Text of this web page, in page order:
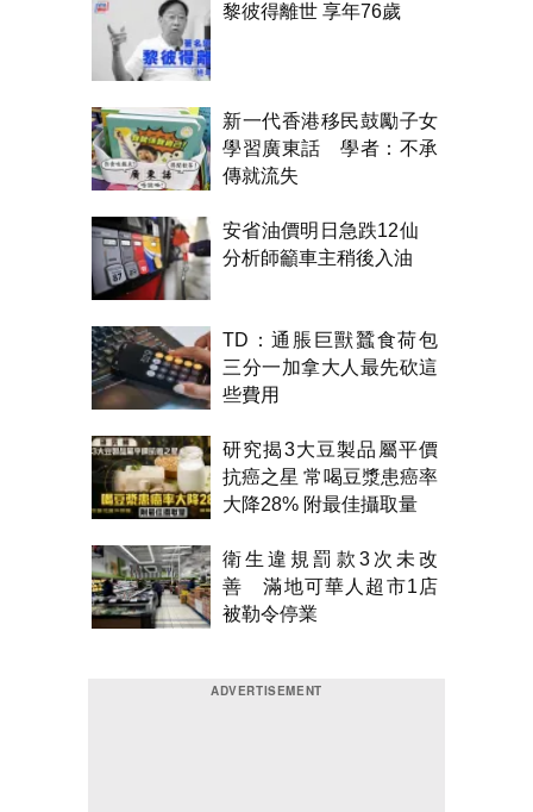
黎彼得離世 享年76歲
新一代香港移民鼓勵子女
學習廣東話 學者：不承
傳就流失
安省油價明日急跌12仙
分析師籲車主稍後入油
TD：通脹巨獸蠶食荷包
三分一加拿大人最先砍這
些費用
研究揭3大豆製品屬平價
抗癌之星 常喝豆漿患癌率
大降28% 附最佳攝取量
衛生違規罰款3次未改
善 滿地可華人超市1店
被勒令停業